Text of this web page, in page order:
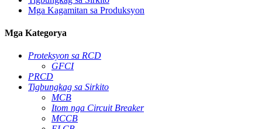
Mga Kagamitan sa Produksyon
Mga Kategorya
Proteksyon sa RCD
GFCI
PRCD
Tigbungkag sa Sirkito
MCB
Itom nga Circuit Breaker
MCCB